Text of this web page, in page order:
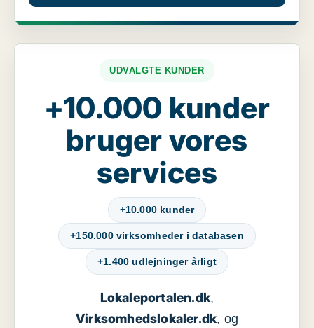
UDVALGTE KUNDER
+10.000 kunder
bruger vores
services
+10.000 kunder
+150.000 virksomheder i databasen
+1.400 udlejninger årligt
Lokaleportalen.dk,
Virksomhedslokaler.dk, og